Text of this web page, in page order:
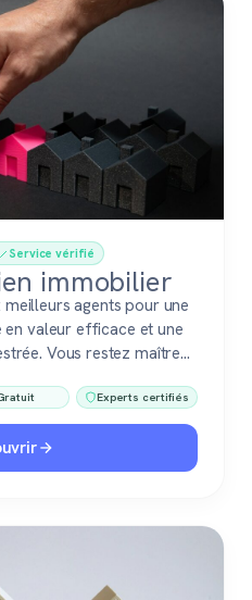
Service vérifié
immobilier
agents pour une
en valeur efficace et une
Vous restez maître
Experts certifiés